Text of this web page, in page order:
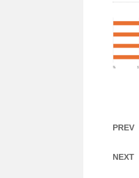
PREV
NEXT